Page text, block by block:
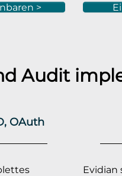
>
Audit
OAuth
Evidian